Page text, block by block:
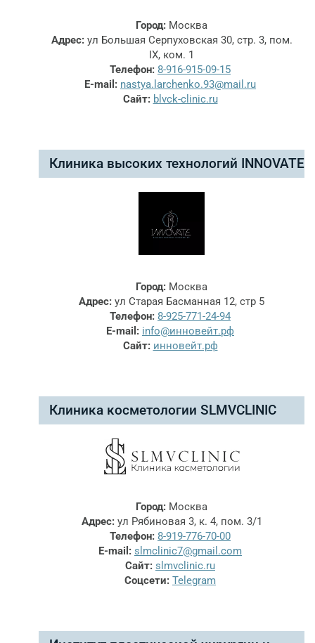
Город: Москва
Адрес:ул Большая Серпуховская 30, стр. 3, пом.
IX, ком. 1
Телефон: 8-916-915-09-15
E-mail: nastya.larchenko.93@mail.ru
Сайт: blvck-clinic.ru
Клиника высоких технологий INNOVATE
Город: Москва
Адрес: ул Старая Басманная 12, стр 5
Телефон: 8-925-771-24-94
E-mail: info@инновейт.рф
Сайт: инновейт.рф
Клиника косметологии SLMVCLINIC
Город: Москва
Адрес:ул Рябиновая 3, к. 4, пом. 3/1
Телефон: 8-919-776-70-00
E-mail: slmclinic7@gmail.com
Сайт: slmvclinic.ru
Соцсети: Telegram